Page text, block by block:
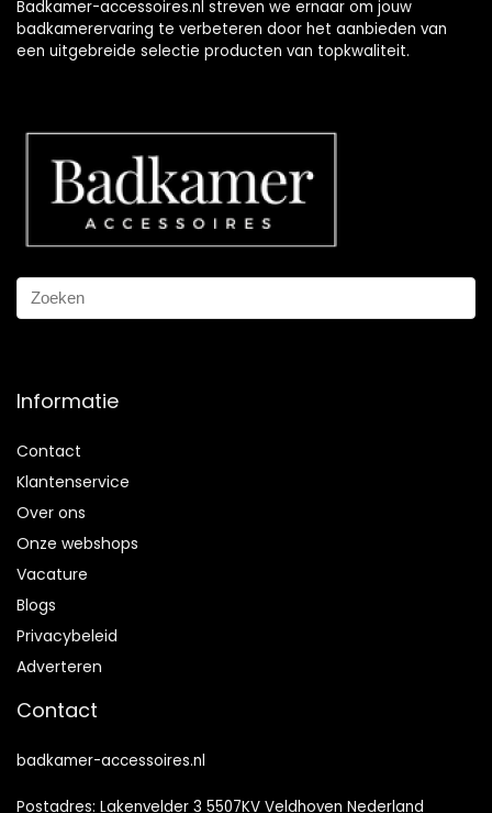
Badkamer-accessoires.nl streven we ernaar om jouw
badkamerervaring te verbeteren door het aanbieden van
een uitgebreide selectie producten van topkwaliteit.
Informatie
Contact
Klantenservice
Over ons
Onze webshops
Vacature
Blogs
Privacybeleid
Adverteren
Contact
badkamer-accessoires.nl
Postadres: Lakenvelder 3 5507KV Veldhoven Nederland